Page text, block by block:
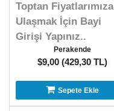
Toptan Fiyatlarımıza
Ulaşmak İçin Bayi
Girişi Yapınız..
Perakende
$9,00 (429,30 TL)
Sepete Ekle